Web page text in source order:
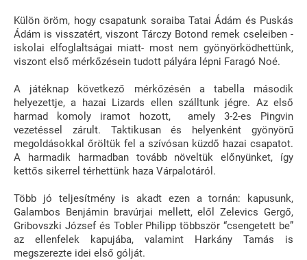
Külön öröm, hogy csapatunk soraiba Tatai Ádám és Puskás
Ádám is visszatért, viszont Tárczy Botond remek cseleiben -
iskolai elfoglaltságai miatt- most nem gyönyörködhettünk,
viszont első mérkőzésein tudott pályára lépni Faragó Noé.
A játéknap következő mérkőzésén a tabella második
helyezettje, a hazai Lizards ellen szálltunk jégre. Az első
harmad komoly iramot hozott, amely 3-2-es Pingvin
vezetéssel zárult. Taktikusan és helyenként gyönyörű
megoldásokkal őröltük fel a szívósan küzdő hazai csapatot.
A harmadik harmadban tovább növeltük előnyünket, így
kettős sikerrel térhettünk haza Várpalotáról.
Több jó teljesítmény is akadt ezen a tornán: kapusunk,
Galambos Benjámin bravúrjai mellett, elől Zelevics Gergő,
Gribovszki József és Tobler Philipp többször “csengetett be”
az ellenfelek kapujába, valamint Harkány Tamás is
megszerezte idei első gólját.